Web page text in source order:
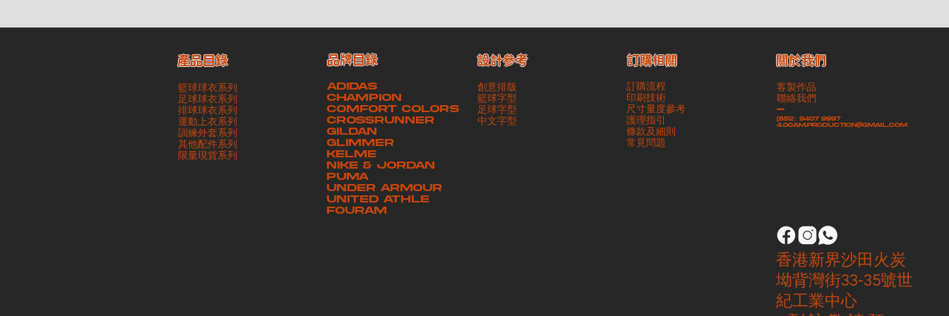
產品目錄
籃球球衣系列
足球球衣系列
排球球衣系列
運動上衣系列
訓練外套系列
其他配件系列
​限量現貨系列
ADIDAS
CHAMPION
COMFORT COLORS
CROSSRUNNER
GILDAN
GLIMMER
KELME
NIKE & JORDAN
PUMA
UNDER ARMOUR
UNITED ATHLE
FOURAM
品牌目錄
創意排版
籃球字型
足球字型
​中文字型
設計參考
訂購流程
印刷技術
尺寸量度參考
護理指引
條款及細則
​常見問題
訂購相關
客製作品
聯絡我們
-
(852）9407 9997
4.00am.production@gmail.com
​關於我們
香港新界沙田火炭
坳背灣街33-35號世
紀工業中心